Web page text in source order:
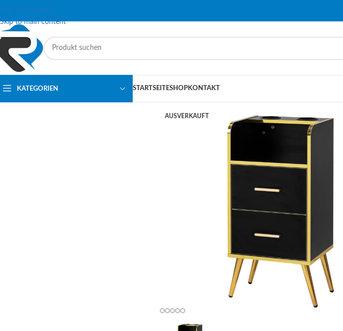
Skip to navigation
Skip to main content
KATEGORIEN STARTSEITESHOPKONTAKT
AUSVERKAUFT